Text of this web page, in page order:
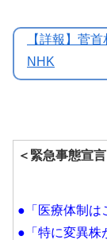
【詳報】菅
NHK
＜緊急事態宣
●「医療体制は
●「特に変異株